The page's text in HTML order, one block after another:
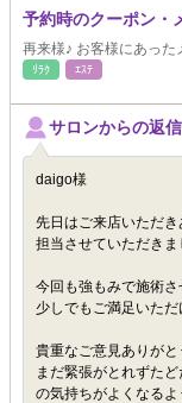
予約時のクーポン・
再来様♪ お客様にあっ
ﾘﾗｸ ｴｽﾃ
サロンからの返
daigo様
先日はご来店いただき
担当させていただきま
今回も強もみで施術さ
少しでもご満足いた
貴重なご意見ありがと
まだ緊張がとれずた
の気持ちがよくなるよ